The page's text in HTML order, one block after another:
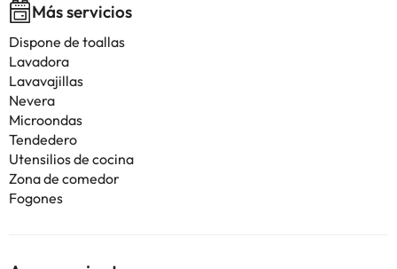
Más servicios
Dispone de toallas
Lavadora
Lavavajillas
Nevera
Microondas
Tendedero
Utensilios de cocina
Zona de comedor
Fogones